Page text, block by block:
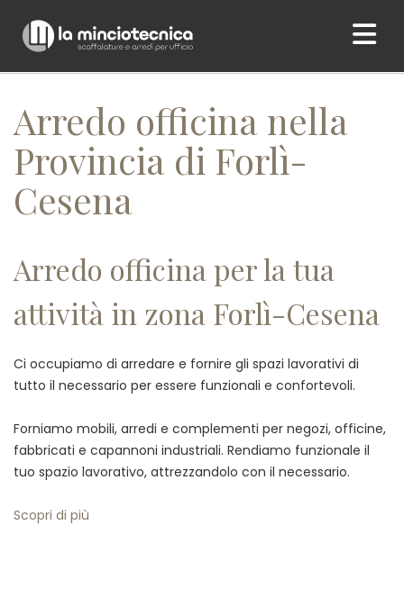
Home/ Arredo officina nella Provincia di Forlì-Cesena
Arredo officina nella
Provincia di Forlì-
Cesena
Arredo officina per la tua
attività in zona Forlì-Cesena
Ci occupiamo di arredare e fornire gli spazi lavorativi di
tutto il necessario per essere funzionali e confortevoli.
Forniamo mobili, arredi e complementi per negozi, officine,
fabbricati e capannoni industriali. Rendiamo funzionale il
tuo spazio lavorativo, attrezzandolo con il necessario.
Scopri di più